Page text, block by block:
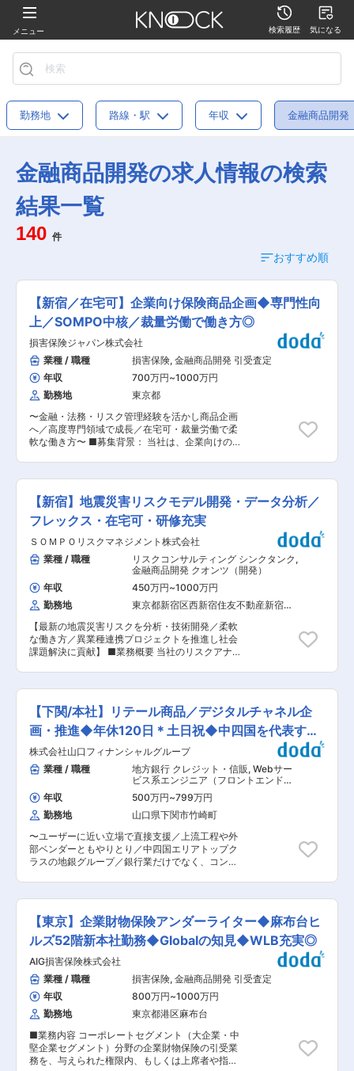
メニュー 検索履歴 気になる
勤務地 路線・駅 年収 金融商品開発
金融商品開発の求人情報の検索
結果一覧
140 件
おすすめ順
【新宿／在宅可】企業向け保険商品企画◆専門性向
上／SOMPO中核／裁量労働で働き方◎
損害保険ジャパン株式会社
業種 / 職種
損害保険, 金融商品開発 引受査定
年収
700万円~1000万円
勤務地
東京都
〜金融・法務・リスク管理経験を活かし商品企画
へ／高度専門領域で成長／在宅可・裁量労働で柔
軟な働き方〜 ■募集背景： 当社は、企業向けの
業務部では、特にサイバー保険や会社役員の賠償
保険、信用保険など、専門性の高い分野において
経験を活かしていただける方を求めています。 ※
職員（総合系）でのご入社を想定しています。 ■
業務内容： 企業商品業務部において、企業向け保
険商品の管理や企画業務を担当していただきま
す。 ・保険商品の契約条件や取扱規定の策定・管
理 ・必要書類に係る認可申請・届出対応 ・保険
商品および付帯サービスの企画・実現・管理 ・保
険契約に関する営業部門の教育・支援・適正管理
・再保険に関する業務 ・企業分野の個別契約に関
する審査業務 ■ポジションの魅力： ・サイバー
保険や役員賠償保険、信用保険など企業向け保険
商品の専門性を高めることができます。 ・研修・
育成体制が充実しており、損保業界以外の方でも
安心して就業いただくことが可能です。 ■企業の
携し、グローバルな視点で事業を展開していま
す。福利厚生が充実しており、社員一人ひとりが
安心して長期的に働ける環境が整っています。ま
た、社内の風通しが良く、意見やアイデアが尊重
される文化が根付いています。 変更の範囲：会社
の定める業務
【新宿】地震災害リスクモデル開発・データ分析／
フレックス・在宅可・研修充実
ＳＯＭＰＯリスクマネジメント株式会社
業種 / 職種
リスクコンサルティング シンクタンク ,
金融商品開発 クオンツ（開発）
年収
450万円~1000万円
勤務地
東京都新宿区西新宿住友不動産新宿オ
【最新の地震災害リスクを分析・技術開発／柔軟
な働き方／異業種連携プロジェクトを推進し社会
課題解決に貢献】 ■業務概要 当社のリスクアナ
ク評価モデルの開発、関連するリスクファイナン
ス商品の設計支援、新サービス開発などに携わっ
ていただきます。入社後はOJTやメンター制度、
社内研修を通じて安心して業務に取り組める環境
です。 ■業務詳細 ・地震、津波、地震火災、液
状化等の国内外自然災害リスクシミュレーション
モデルの開発 ・建物や設備の物的損害、事業・サ
プライチェーン停止リスク評価の脆弱性モデル開
発 ・地理空間情報やセンシング技術を活用した災
害リスク定量化手法の研究・実装 ・保険商品や地
震デリバティブ等のリスクファイナンス商品の設
計・開発支援 ・大学や研究機関、他業種との共同
プロジェクトへの参画 ■扱うサービス 地震リス
ク可視化SaaSや災害リスクファイナンス支援ツ
ール等の開発・運用 ■組織構成 部全体28名、グ
ループ10名で専門性の高いメンバーが在籍。多様
して社会課題解決に貢献でき、業界最先端の知見
や技術を習得可能です。異業種や大学との連携も
多く、新しい価値創出の機会が豊富です。 ■教育
体制 OJT、社内研修、自己啓発支援、学会参加な
ど成長を全面的にサポートします。 ■就業環境
在宅勤務制度を導入し、ワークライフバランスを
重視。家庭や個人事情にも柔軟に対応可能です。
■想定されるキャリアパス モデル開発・分析のプ
ロフェッショナルや、リスクファイナンス設計・
新規事業創出等幅広いキャリアを描くことができ
ます。 ■企業の特徴/魅力 自然災害リスク分野の
先進的な取り組みを推進し、社会に大きなインパ
【下関/本社】リテール商品／デジタルチャネル企
画・推進◆年休120日＊土日祝◆中四国を代表する
金融G
株式会社山口フィナンシャルグループ
業種 / 職種
地方銀行 クレジット・信販, Webサー
ビス系エンジニア（フロントエンド・
サーバーサイド・フルスタック） 金融
商品開発
年収 500万円~799万円
勤務地
山口県下関市竹崎町
〜ユーザーに近い立場で直接支援／上流工程や外
部ベンダーともやりとり／中四国エリアトップク
ラスの地銀グループ／銀行業だけでなく、コンサ
募集背景 当社グループでは中期経営計画におい
て、個人向け金融サービスの高度化と顧客体験
（CX）の向上を重要な戦略テーマとしていま
す。預金商品やポイントプログラム等の魅力強化
に加え、スマートフォンアプリやWebをはじめと
したデジタルチャネルの進化を通じて、顧客接点
の拡充と質の向上を図る必要があります。 こうし
た中で、商品企画とデジタルチャネルの両面から
サービス価値を高める体制強化が求められてお
り、顧客ニーズを的確に捉えながら企画から実行
ッション 個人向け金融サービスの価値向上を実現
し、顧客の日常に寄り添う利便性の高いサービス
を提供することがミッションです。 商品企画とデ
【東京】企業財物保険アンダーライター◆麻布台ヒ
ルズ52階新本社勤務◆Globalの知見◆WLB充実◎
AIG損害保険株式会社
業種 / 職種
損害保険, 金融商品開発 引受査定
年収
800万円~1000万円
勤務地
東京都港区麻布台
■業務内容 コーポレートセグメント（大企業・中
堅企業セグメント）分野の企業財物保険の引受業
務を、与えられた権限内、もしくは上席者や指定